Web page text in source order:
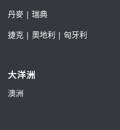
丹麥| 瑞典
捷克| 奧地利 | 匈牙利
大洋洲
澳洲